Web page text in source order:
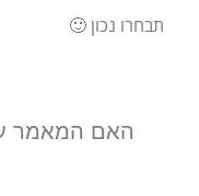
תבחרו נכון 🙂
האם המאמר